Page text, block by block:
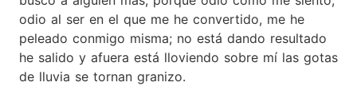
odio al ser en el que me he convertido, me he
peleado conmigo misma; no está dando resultado
he salido y afuera está lloviendo sobre mí las gotas
de lluvia se tornan granizo.